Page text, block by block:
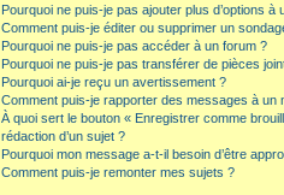
Pourquoi ne puis-je pas ajouter plus d’options à
Comment puis-je éditer ou supprimer un
Pourquoi ne puis-je pas accéder à un forum ?
Pourquoi ne puis-je pas transférer de pièces
Pourquoi ai-je reçu un avertissement ?
Comment puis-je rapporter des messages à un
À quoi sert le bouton « Enregistrer comme
rédaction d’un sujet ?
Pourquoi mon message a-t-il besoin d’être
Comment puis-je remonter mes sujets ?